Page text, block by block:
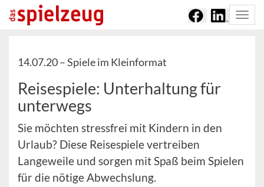
14.07.20 –Spiele im Kleinformat
Reisespiele: Unterhaltung für
unterwegs
Sie möchten stressfrei mit Kindern in den
Urlaub? Diese Reisespiele vertreiben
Langeweile und sorgen mit Spaß beim Spielen
für die nötige Abwechslung.